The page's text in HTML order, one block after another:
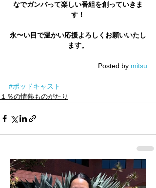
なでガンバって楽しい番組を創っていきま
す！
永〜い目で温かい応援よろしくお願いいたし
ます。
Posted by mitsu
#ポッドキャスト
１％の情熱ものがたり